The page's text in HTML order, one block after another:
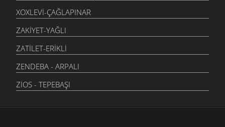
XOXLEVI-ÇAĞLAPINAR
ZAKIYET-YAĞLI
ZATILET-ERIKLI
ZENDEBA - ARPALI
ZIOS - TEPEBAŞI